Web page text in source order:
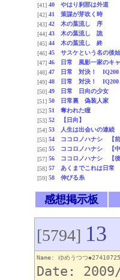
[41] 40 やはり刹那は外道
[42] 41 策謀が芽吹く時
[43] 42 木の葉流し 序
[44] 43 木の葉流し 詭
[45] 44 木の葉流し 終
[46] 45 サスケという名の後
[47] 46 日常 風影一家のキャ
[48] 47 日常 対決！ IQ200
[49] 48 日常 対決！ IQ200
[50] 49 日常 日向の少女
[51] 50 日常裏 偽装人家
[52] 51 奪われた瞳
[53] 52 【日向】
[54] 53 人生は出会いの連続
[55] 54 ココロノハナシ 【前
[56] 55 ココロノハナシ 【中
[57] 56 ココロノハナシ 【後
[58] 57 あくまでこれは日常
[59] 58 伸びる糸
感想掲示板
[5794] 13
Name: ゆめうつつ
Date: